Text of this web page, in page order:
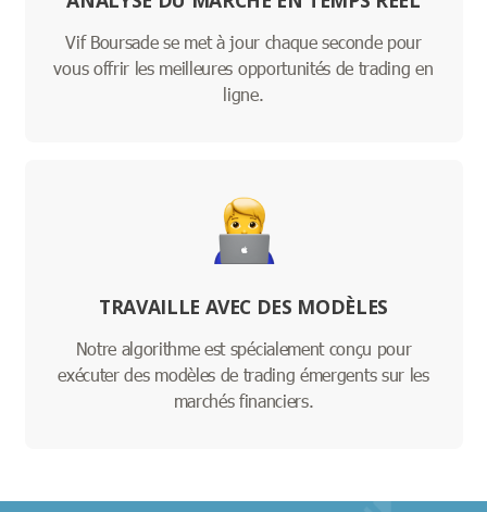
Vif Boursade se met à jour chaque seconde pour
vous offrir les meilleures opportunités de trading en
ligne.
TRAVAILLE AVEC DES MODÈLES
Notre algorithme est spécialement conçu pour
exécuter des modèles de trading émergents sur les
marchés financiers.